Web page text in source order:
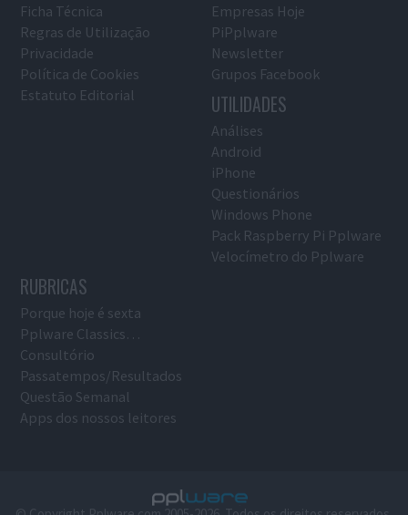
Ficha Técnica
Regras de Utilização
Privacidade
Política de Cookies
Estatuto Editorial
Empresas Hoje
PiPplware
Newsletter
Grupos Facebook
UTILIDADES
Análises
Android
iPhone
Questionários
Windows Phone
Pack Raspberry Pi Pplware
Velocímetro do Pplware
RUBRICAS
Porque hoje é sexta
Pplware Classics…
Consultório
Passatempos/Resultados
Questão Semanal
Apps dos nossos leitores